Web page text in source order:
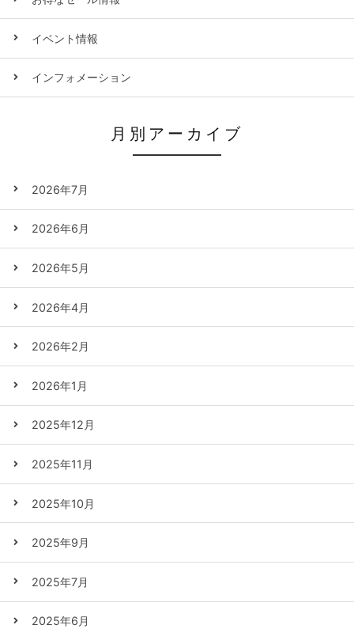
イベント情報
インフォメーション
月別アーカイブ
2026年7月
2026年6月
2026年5月
2026年4月
2026年2月
2026年1月
2025年12月
2025年11月
2025年10月
2025年9月
2025年7月
2025年6月